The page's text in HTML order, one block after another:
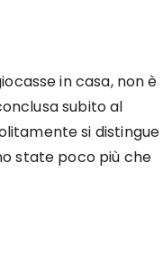
in casa, non è
subito al
si distingue
state poco più che